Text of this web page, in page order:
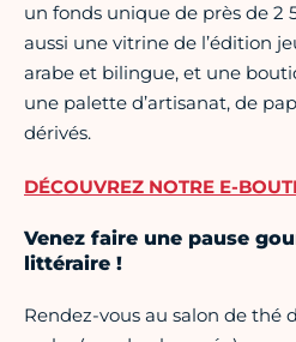
un fonds unique de près de 2
aussi une vitrine de l’édition
arabe et bilingue, et une
une palette d’artisanat, de
dérivés.
DÉCOUVREZ NOTRE E-
Venez faire une pause
littéraire !
Rendez-vous au salon de